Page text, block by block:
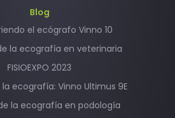
Blog
el ecógrafo Vinno 10
la ecografía en veterinaria
FISIOEXPO 2023
ecografía: Vinno Ultimus 9E
la ecografía en podología